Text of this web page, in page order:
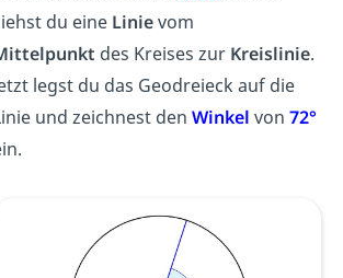
du eine Linievom
des Kreises zur Kreislinie.
legst du das Geodreieck auf die
und zeichnest den Winkel von 72°